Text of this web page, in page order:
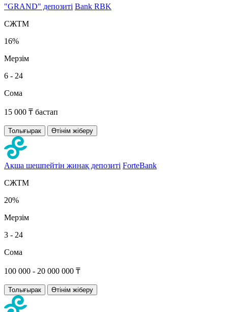
"GRAND" депозиті Bank RBK
СЖТМ
16%
Мерзім
6 - 24
Сома
15 000 ₸ бастап
Толығырак Өтінім жіберу
Ақша шешпейтін жинақ депозиті ForteBank
СЖТМ
20%
Мерзім
3 - 24
Сома
100 000 - 20 000 000 ₸
Толығырак Өтінім жіберу